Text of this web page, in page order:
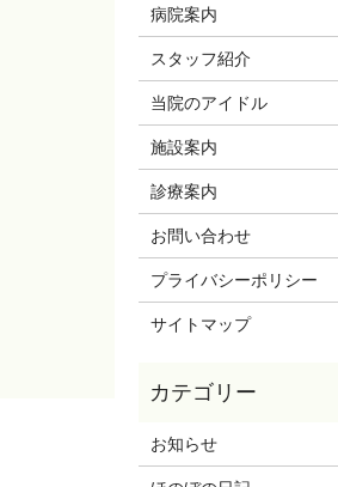
病院案内
スタッフ紹介
当院のアイドル
施設案内
診療案内
お問い合わせ
プライバシーポリシー
サイトマップ
お知らせ